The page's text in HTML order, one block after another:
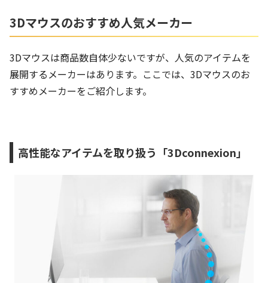
3Dマウスのおすすめ人気メーカー
3Dマウスは商品数自体少ないですが、人気のアイテムを
展開するメーカーはあります。ここでは、3Dマウスのお
すすめメーカーをご紹介します。
高性能なアイテムを取り扱う「3Dconnexion」